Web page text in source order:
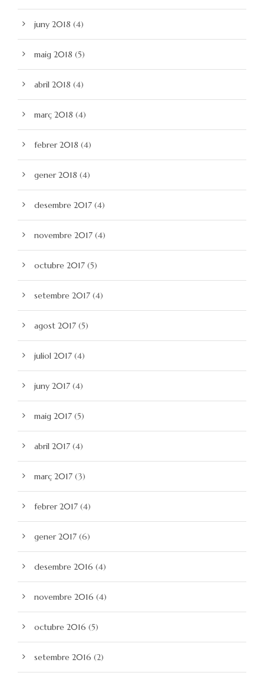
juny 2018 (4)
maig 2018 (5)
abril 2018 (4)
març 2018 (4)
febrer 2018 (4)
gener 2018 (4)
desembre 2017 (4)
novembre 2017 (4)
octubre 2017 (5)
setembre 2017 (4)
agost 2017 (5)
juliol 2017 (4)
juny 2017 (4)
maig 2017 (5)
abril 2017 (4)
març 2017 (3)
febrer 2017 (4)
gener 2017 (6)
desembre 2016 (4)
novembre 2016 (4)
octubre 2016 (5)
setembre 2016 (2)